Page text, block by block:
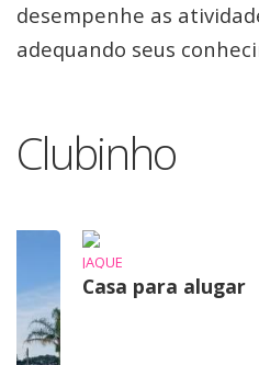
desempenhe as
adequando seus
Clubinho
JAQUE
Casa para alugar